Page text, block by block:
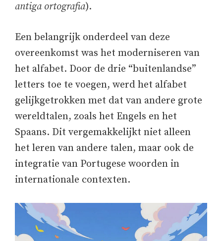
antiga ortografia).
Een belangrijk onderdeel van deze
overeenkomst was het moderniseren van
het alfabet. Door de drie “buitenlandse”
letters toe te voegen, werd het alfabet
gelijkgetrokken met dat van andere grote
wereldtalen, zoals het Engels en het
Spaans. Dit vergemakkelijkt niet alleen
het leren van andere talen, maar ook de
integratie van Portugese woorden in
internationale contexten.